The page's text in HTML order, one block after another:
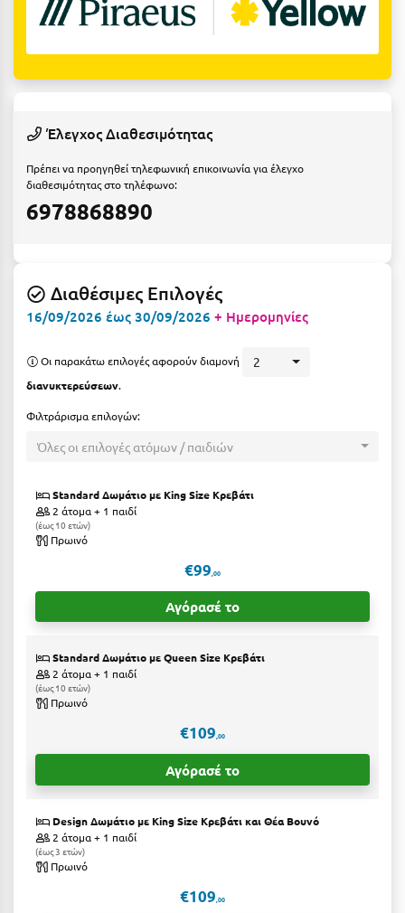
Διακοπτό
Ελληνικό Αρκαδίας
Ελούντα Κρήτης
Ερμιόνη
Εύβοια
Ευρυτανία
Ζαγοροχώρια
Ηράκλειο
Θάσος
Θεσσαλονίκη
Ιεράπετρα
Ιθάκη
Ικαρία
Έλεγχος Διαθεσιμότητας
Πρέπει να προηγηθεί τηλεφωνική επικοινωνία για έλεγχο
διαθεσιμότητας στο τηλέφωνο:
6978868890
Διαθέσιμες Επιλογές
16/09/2026 έως 30/09/2026 + Ημερομηνίες
Οι παρακάτω επιλογές αφορούν διαμονή 2
διανυκτερεύσεων.
Φιλτράρισμα επιλογών:
Όλες οι επιλογές ατόμων / παιδιών
Standard Δωμάτιο με Κing Size Kρεβάτι
2 άτομα + 1 παιδί
έως 10 ετών
Πρωινό
€99 ,00
Αγόρασέ το
Standard Δωμάτιο με Queen Size Kρεβάτι
2 άτομα + 1 παιδί
έως 10 ετών
Πρωινό
€109 ,00
Αγόρασέ το
Design Δωμάτιο με Κing Size Kρεβάτι και Θέα Βουνό
2 άτομα + 1 παιδί
έως 3 ετών
Πρωινό
€109 ,00